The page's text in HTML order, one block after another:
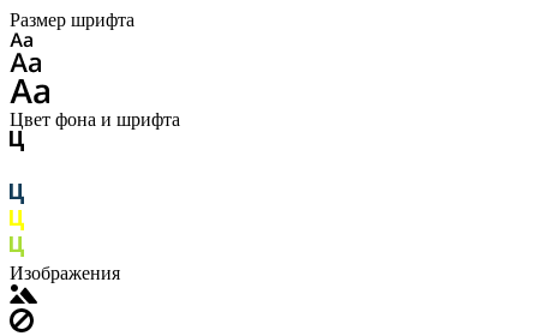
Размер шрифта
Цвет фона и шрифта
Изображения